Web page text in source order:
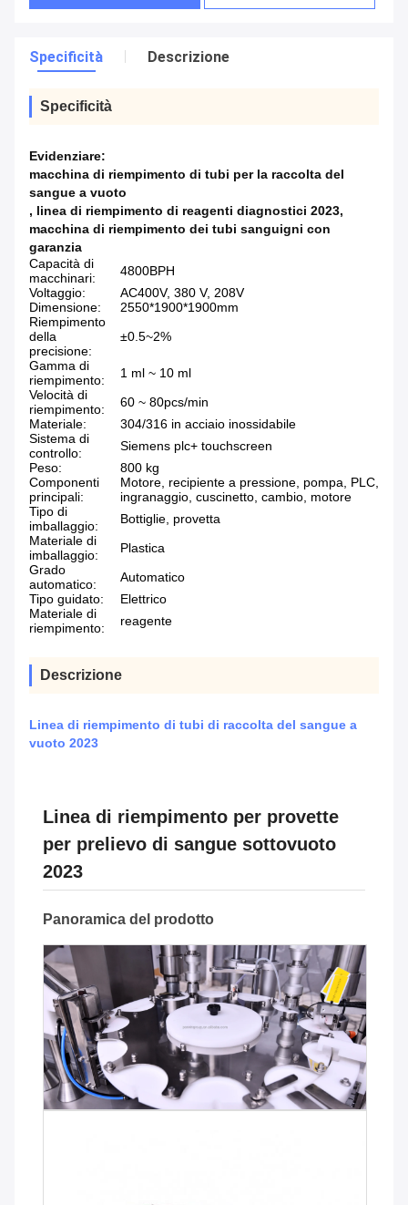
Specificità Descrizione
Specificità
Evidenziare:
macchina di riempimento di tubi per la raccolta del
sangue a vuoto
, linea di riempimento di reagenti diagnostici 2023,
macchina di riempimento dei tubi sanguigni con
garanzia
Capacità di
macchinari:
4800BPH
Voltaggio:
AC400V, 380 V, 208V
Dimensione:
2550*1900*1900mm
Riempimento
della
precisione:
±0.5~2%
Gamma di
riempimento:
1 ml ~ 10 ml
Velocità di
riempimento:
60 ~ 80pcs/min
Materiale:
304/316 in acciaio inossidabile
Sistema di
controllo:
Siemens plc+ touchscreen
Peso:
800 kg
Componenti
principali:
Motore, recipiente a pressione, pompa, PLC,
ingranaggio, cuscinetto, cambio, motore
Tipo di
imballaggio:
Bottiglie, provetta
Materiale di
imballaggio:
Plastica
Grado
automatico:
Automatico
Tipo guidato:
Elettrico
Materiale di
riempimento:
reagente
Descrizione
Linea di riempimento di tubi di raccolta del sangue a
vuoto 2023
Linea di riempimento per provette
per prelievo di sangue sottovuoto
2023
Panoramica del prodotto